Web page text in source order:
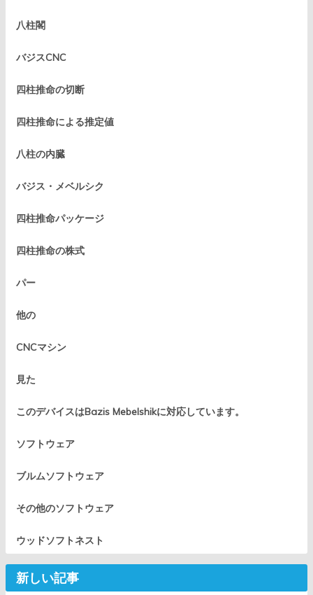
八柱閣
バジスCNC
四柱推命の切断
四柱推命による推定値
八柱の内臓
バジス・メベルシク
四柱推命パッケージ
四柱推命の株式
パー
他の
CNCマシン
見た
このデバイスはBazis Mebelshikに対応しています。
ソフトウェア
ブルムソフトウェア
その他のソフトウェア
ウッドソフトネスト
新しい記事